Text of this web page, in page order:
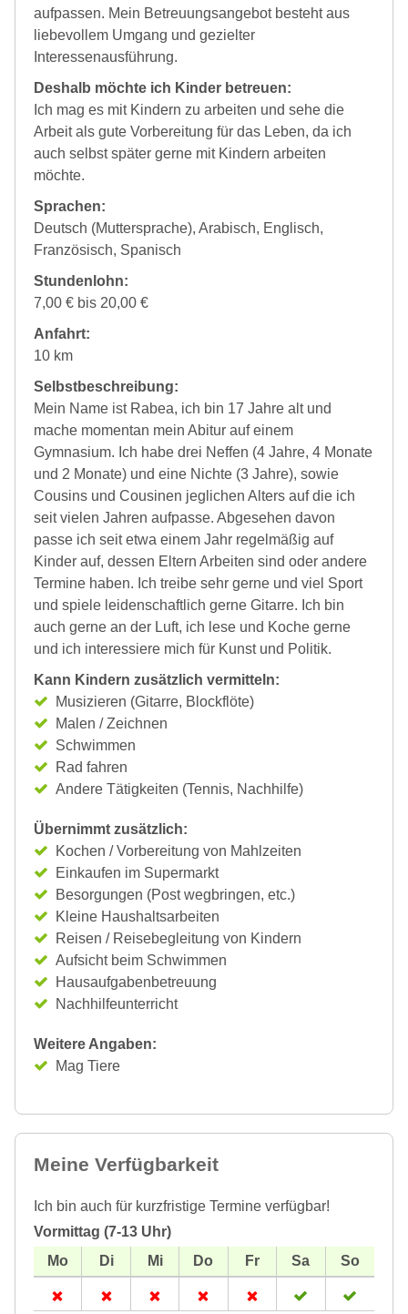
aufpassen. Mein Betreuungsangebot besteht aus
liebevollem Umgang und gezielter
Interessenausführung.
Deshalb möchte ich Kinder betreuen:
Ich mag es mit Kindern zu arbeiten und sehe die
Arbeit als gute Vorbereitung für das Leben, da ich
auch selbst später gerne mit Kindern arbeiten
möchte.
Sprachen:
Deutsch (Muttersprache), Arabisch, Englisch,
Französisch, Spanisch
Stundenlohn:
7,00 € bis 20,00 €
Anfahrt:
10 km
Selbstbeschreibung:
Mein Name ist Rabea, ich bin 17 Jahre alt und
mache momentan mein Abitur auf einem
Gymnasium. Ich habe drei Neffen (4 Jahre, 4 Monate
und 2 Monate) und eine Nichte (3 Jahre), sowie
Cousins und Cousinen jeglichen Alters auf die ich
seit vielen Jahren aufpasse. Abgesehen davon
passe ich seit etwa einem Jahr regelmäßig auf
Kinder auf, dessen Eltern Arbeiten sind oder andere
Termine haben. Ich treibe sehr gerne und viel Sport
und spiele leidenschaftlich gerne Gitarre. Ich bin
auch gerne an der Luft, ich lese und Koche gerne
und ich interessiere mich für Kunst und Politik.
Kann Kindern zusätzlich vermitteln:
Musizieren (Gitarre, Blockflöte)
Malen / Zeichnen
Schwimmen
Rad fahren
Andere Tätigkeiten (Tennis, Nachhilfe)
Übernimmt zusätzlich:
Kochen / Vorbereitung von Mahlzeiten
Einkaufen im Supermarkt
Besorgungen (Post wegbringen, etc.)
Kleine Haushaltsarbeiten
Reisen / Reisebegleitung von Kindern
Aufsicht beim Schwimmen
Hausaufgabenbetreuung
Nachhilfeunterricht
Weitere Angaben:
Mag Tiere
Meine Verfügbarkeit
Ich bin auch für kurzfristige Termine verfügbar!
Vormittag (7-13 Uhr)